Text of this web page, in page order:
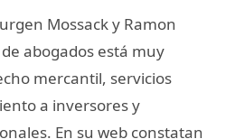
Mossack y Ramon
abogados está muy
mercantil, servicios
a inversores y
En su web constatan